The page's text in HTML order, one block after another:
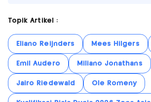
Topik Artikel :
Eliano Reijnders Mees Hilgers
Emil Audero Miliano Jonathans
Jairo Riedewald Ole Romeny